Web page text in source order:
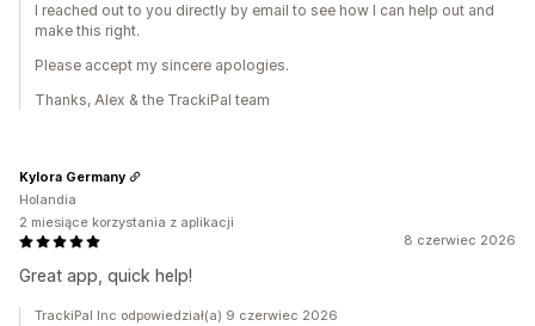
I reached out to you directly by email to see how I can help out and
make this right.
Please accept my sincere apologies.
Thanks, Alex & the TrackiPal team
8 czerwiec 2026
Great app, quick help!
Kylora Germany
Holandia
2 miesiące korzystania z aplikacji
TrackiPal Inc odpowiedział(a) 9 czerwiec 2026